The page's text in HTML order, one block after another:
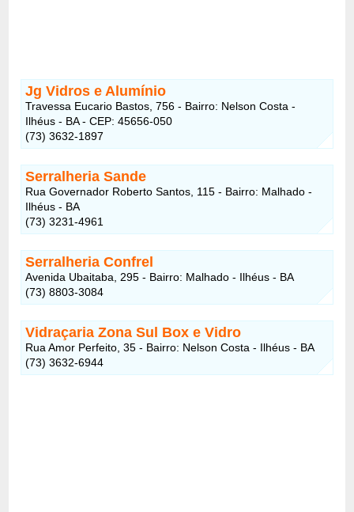
Jg Vidros e Alumínio
Travessa Eucario Bastos, 756 - Bairro: Nelson Costa -
Ilhéus - BA - CEP: 45656-050
(73) 3632-1897
Serralheria Sande
Rua Governador Roberto Santos, 115 - Bairro: Malhado -
Ilhéus - BA
(73) 3231-4961
Serralheria Confrel
Avenida Ubaitaba, 295 - Bairro: Malhado - Ilhéus - BA
(73) 8803-3084
Vidraçaria Zona Sul Box e Vidro
Rua Amor Perfeito, 35 - Bairro: Nelson Costa - Ilhéus - BA
(73) 3632-6944